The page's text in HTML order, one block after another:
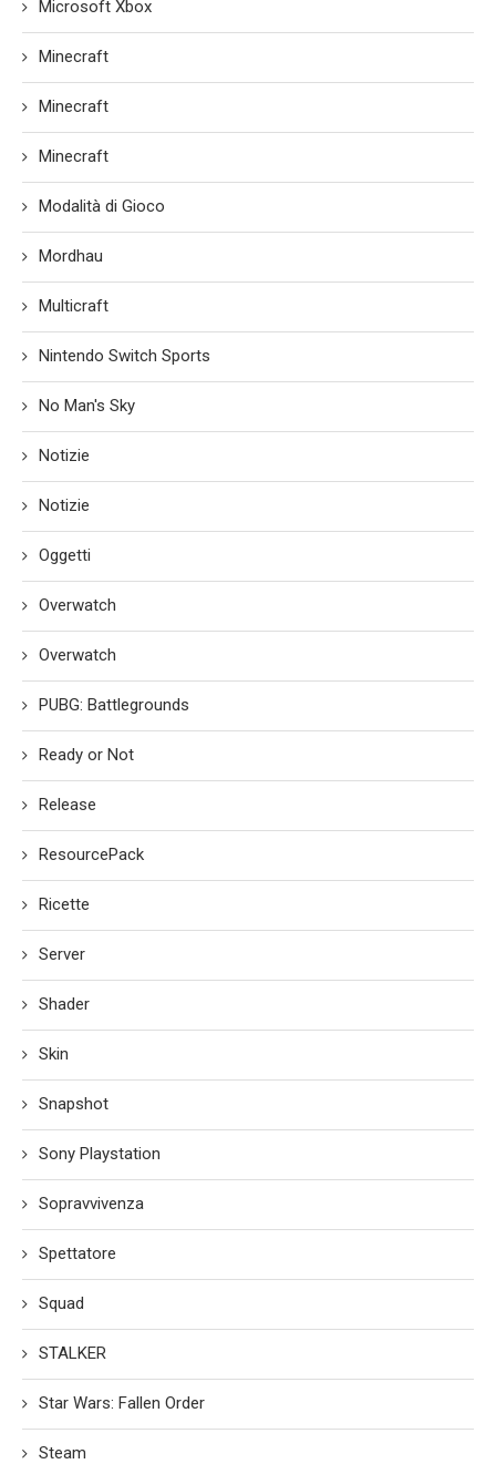
Microsoft Xbox
Minecraft
Minecraft
Minecraft
Modalità di Gioco
Mordhau
Multicraft
Nintendo Switch Sports
No Man's Sky
Notizie
Notizie
Oggetti
Overwatch
Overwatch
PUBG: Battlegrounds
Ready or Not
Release
ResourcePack
Ricette
Server
Shader
Skin
Snapshot
Sony Playstation
Sopravvivenza
Spettatore
Squad
STALKER
Star Wars: Fallen Order
Steam